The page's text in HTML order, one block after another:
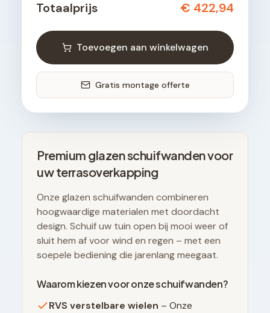
Totaalprijs € 422,94
Toevoegen aan winkelwagen
Gratis montage offerte
Premium glazen schuifwanden voor
uw terrasoverkapping
Onze glazen schuifwanden combineren
hoogwaardige materialen met doordacht
design. Schuif uw tuin open bij mooi weer of
sluit hem af voor wind en regen – met een
soepele bediening die jarenlang meegaat.
Waarom kiezen voor onze schuifwanden?
RVS verstelbare wielen – Onze